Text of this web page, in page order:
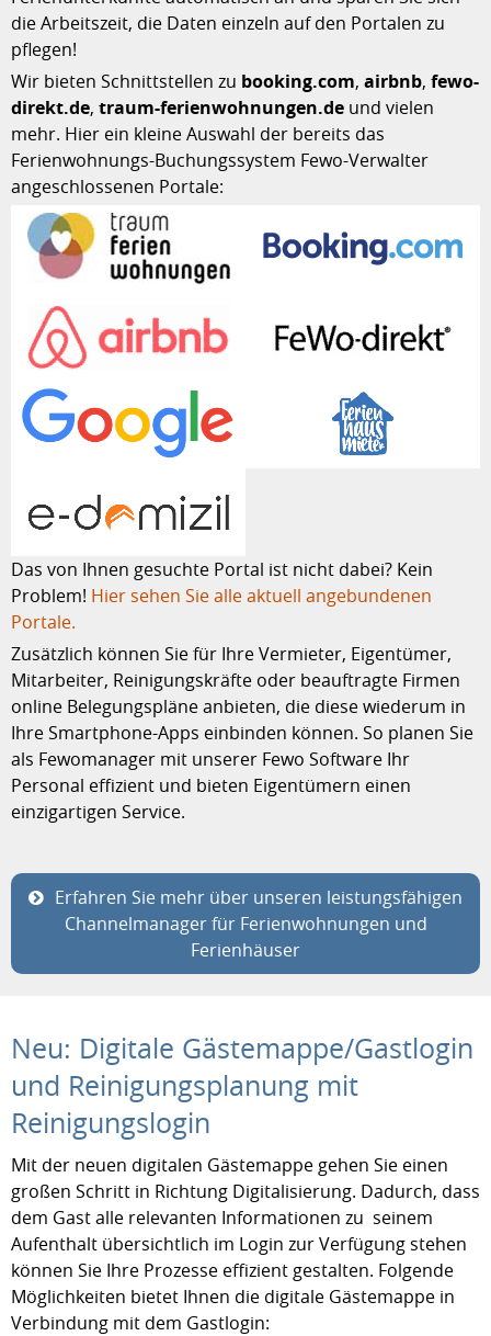
die Arbeitszeit, die Daten einzeln auf den Portalen zu
pflegen!
Wir bieten Schnittstellen zu booking.com, airbnb, fewo-
direkt.de, traum-ferienwohnungen.de und vielen
mehr. Hier ein kleine Auswahl der bereits das
Ferienwohnungs-Buchungssystem Fewo-Verwalter
angeschlossenen Portale:
Das von Ihnen gesuchte Portal ist nicht dabei? Kein
Problem! Hier sehen Sie alle aktuell angebundenen
Portale.
Zusätzlich können Sie für Ihre Vermieter, Eigentümer,
Mitarbeiter, Reinigungskräfte oder beauftragte Firmen
online Belegungspläne anbieten, die diese wiederum in
Ihre Smartphone-Apps einbinden können. So planen Sie
als Fewomanager mit unserer Fewo Software Ihr
Personal effizient und bieten Eigentümern einen
einzigartigen Service.
Erfahren Sie mehr über unseren leistungsfähigen
Channelmanager für Ferienwohnungen und
Ferienhäuser
Neu: Digitale Gästemappe/Gastlogin
und Reinigungsplanung mit
Reinigungslogin
Mit der neuen digitalen Gästemappe gehen Sie einen
großen Schritt in Richtung Digitalisierung. Dadurch, dass
dem Gast alle relevanten Informationen zu seinem
Aufenthalt übersichtlich im Login zur Verfügung stehen
können Sie Ihre Prozesse effizient gestalten. Folgende
Möglichkeiten bietet Ihnen die digitale Gästemappe in
Verbindung mit dem Gastlogin: